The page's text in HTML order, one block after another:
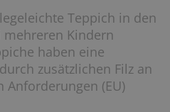
Teppich in den
Kindern
haben eine
zusätzlichen Filz an
Anforderungen (EU)